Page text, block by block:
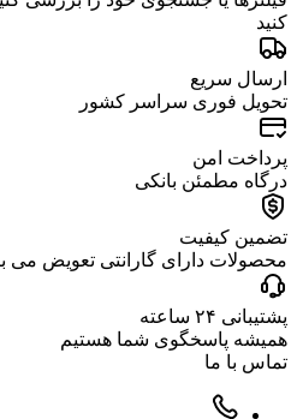
کنید
ارسال سریع
تحویل فوری سراسر کشور
پرداخت امن
درگاه مطمئن بانکی
تضمین کیفیت
محصولات دارای گارانتی تعویض می
پشتیبانی ۲۴ ساعته
همیشه پاسخگوی شما هستیم
تماس با ما